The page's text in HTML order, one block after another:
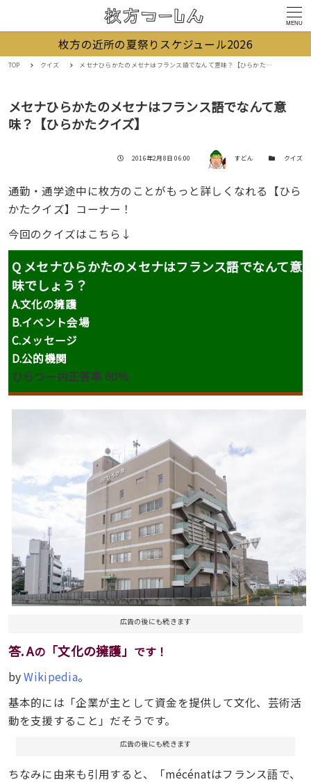
MENU
枚方の近所の夏祭りスケジュール2026
TOP クイズ メセナひらかたのメセナはフランス語でなんて意味？【ひらかたクイズ】
メセナひらかたのメセナはフランス語でなんて意
味？【ひらかたクイズ】
投稿日
2016年2月8日 06:00 著者 すどん カテゴリー
クイズ
通勤・通学途中に枚方のことがもっと詳しくなれる【ひら
かたクイズ】コーナー！
今回のクイズはこちら↓
Q メセナひらかたのメセナはフランス語でなんて意
味でしょう？
A.文化の擁護
B.イベント会場
C.メッセージ
D.公的機関
ひらつー内正答率 60%
広告の後にも続きます
答. Aの 「文化の擁護」 です！
byWikipedia。
基本的には「企業が主として資金を提供して文化、芸術活
動を支援すること」だそうです。
広告の後にも続きます
ちなみに由来も引用すると、「mécénatはフランス語で、